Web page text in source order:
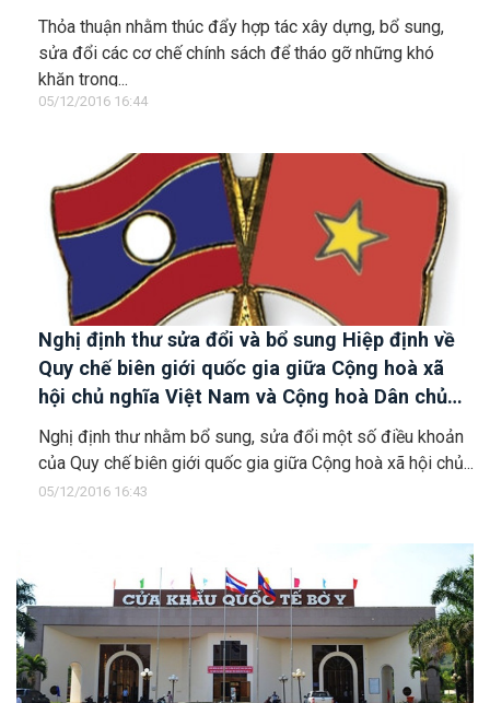
cho người, phương tiện và hàng hoá qua lại
biên giới giữa hai nước
Thỏa thuận nhằm thúc đẩy hợp tác xây dựng, bổ sung,
sửa đổi các cơ chế chính sách để tháo gỡ những khó
khăn trong...
05/12/2016 16:44
Nghị định thư sửa đổi và bổ sung Hiệp định về
Quy chế biên giới quốc gia giữa Cộng hoà xã
hội chủ nghĩa Việt Nam và Cộng hoà Dân chủ
Nhân dân Lào ký ngày 1/3/1990
Nghị định thư nhằm bổ sung, sửa đổi một số điều khoản
của Quy chế biên giới quốc gia giữa Cộng hoà xã hội chủ...
05/12/2016 16:43